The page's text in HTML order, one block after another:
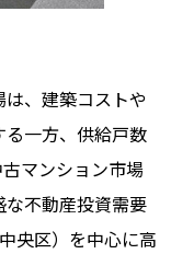
、建築コストや
一方、供給戸数
マンション市場
不動産投資需要
央区）を中心に高